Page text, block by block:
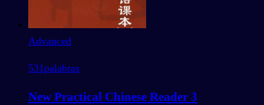
Advanced
531palabras
New Practical Chinese Reader 3